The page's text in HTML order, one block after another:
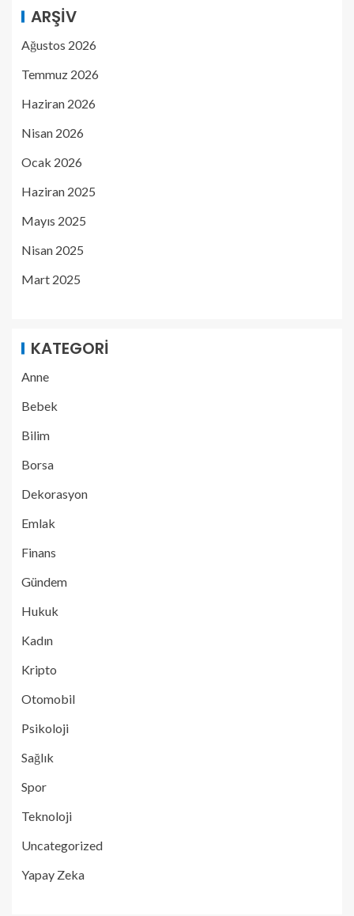
ARŞIV
Ağustos 2026
Temmuz 2026
Haziran 2026
Nisan 2026
Ocak 2026
Haziran 2025
Mayıs 2025
Nisan 2025
Mart 2025
KATEGORI
Anne
Bebek
Bilim
Borsa
Dekorasyon
Emlak
Finans
Gündem
Hukuk
Kadın
Kripto
Otomobil
Psikoloji
Sağlık
Spor
Teknoloji
Uncategorized
Yapay Zeka